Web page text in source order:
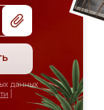
данных